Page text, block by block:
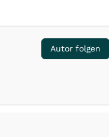
Autor folgen